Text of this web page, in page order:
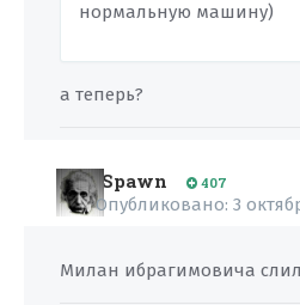
нормальную машину)
а теперь?
Spawn 407
Опубликовано: 3
Милан ибрагимовича